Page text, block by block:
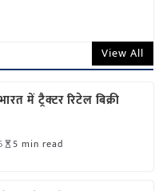
View All
में ट्रैक्टर रिटेल बिक्री
5 min read